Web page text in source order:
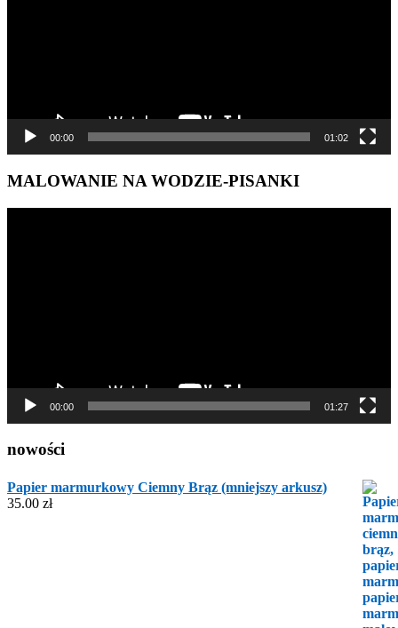
00:00 01:02
MALOWANIE NA WODZIE-PISANKI
00:00 01:27
nowości
Papier marmurkowy Ciemny Brąz (mniejszy arkusz)
35.00 zł